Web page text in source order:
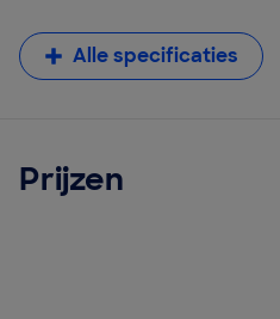
Alle specificaties
Prijzen